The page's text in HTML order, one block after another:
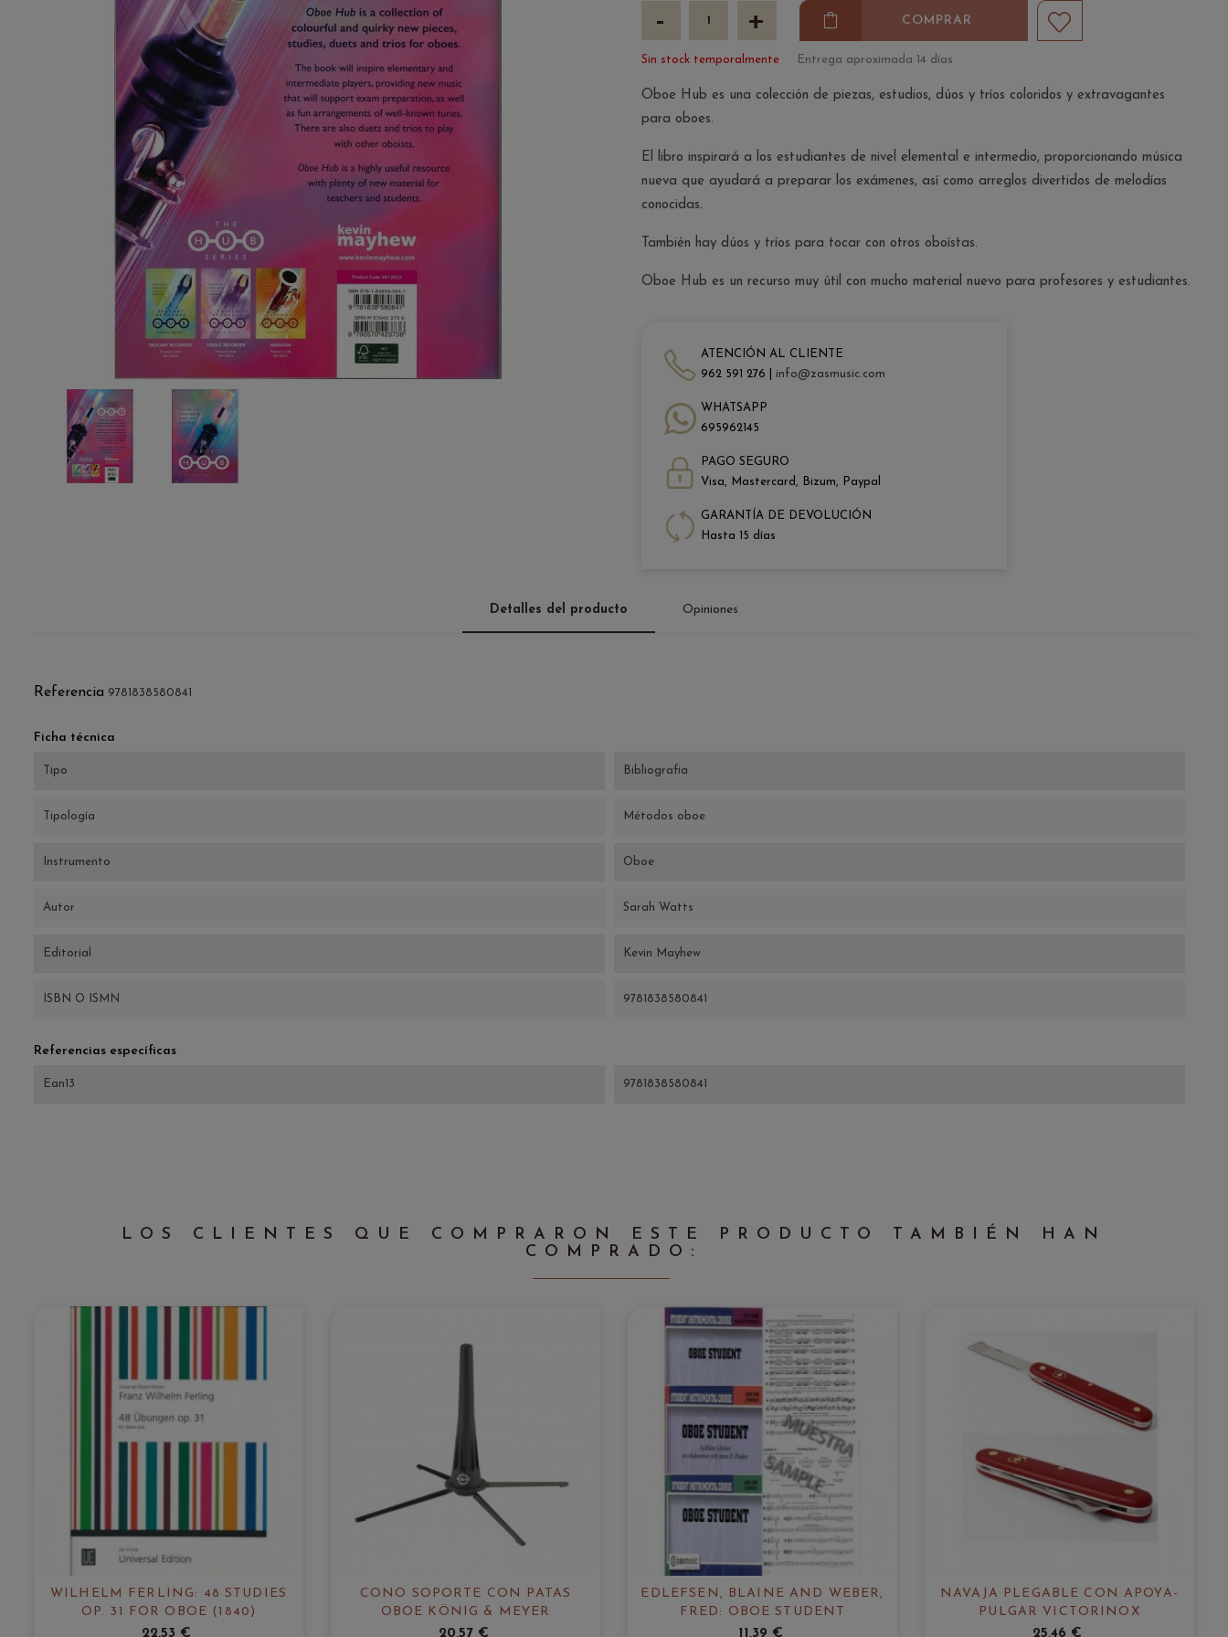
- + COMPRAR
Sin stock temporalmente Entrega aproximada 14 días
Oboe Hub es una colección de piezas, estudios, dúos y tríos coloridos y extravagantes
para oboes.
El libro inspirará a los estudiantes de nivel elemental e intermedio, proporcionando música
nueva que ayudará a preparar los exámenes, así como arreglos divertidos de melodías
conocidas.
También hay dúos y tríos para tocar con otros oboístas.
Oboe Hub es un recurso muy útil con mucho material nuevo para profesores y estudiantes.
ATENCIÓN AL CLIENTE
962 591 276 | info@zasmusic.com
WHATSAPP
695962145
PAGO SEGURO
Visa, Mastercard, Bizum, Paypal
GARANTÍA DE DEVOLUCIÓN
Hasta 15 días
Detalles del producto Opiniones
Referencia 9781838580841
Ficha técnica
Tipo Bibliografia
Tipología Métodos oboe
Instrumento Oboe
Autor Sarah Watts
Editorial Kevin Mayhew
ISBN O ISMN 9781838580841
Referencias específicas
Ean13 9781838580841
LOS CLIENTES QUE COMPRARON ESTE PRODUCTO TAMBIÉN HAN
COMPRADO:
WILHELM FERLING: 48 STUDIES
OP. 31 FOR OBOE (1840)
22,53 €
CONO SOPORTE CON PATAS
OBOE KÖNIG & MEYER
20,57 €
EDLEFSEN, BLAINE AND WEBER,
FRED: OBOE STUDENT
11,39 €
NAVAJA PLEGABLE CON APOYA-
PULGAR VICTORINOX
25,46 €